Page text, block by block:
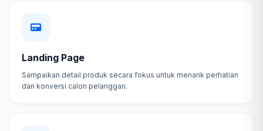
Landing Page
Sampaikan detail produk secara fokus untuk menarik perhatian
dan konversi calon pelanggan.